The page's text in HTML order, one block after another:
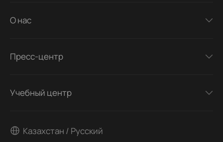
О нас
Пресс-центр
Учебный центр
Казахстан / Русский